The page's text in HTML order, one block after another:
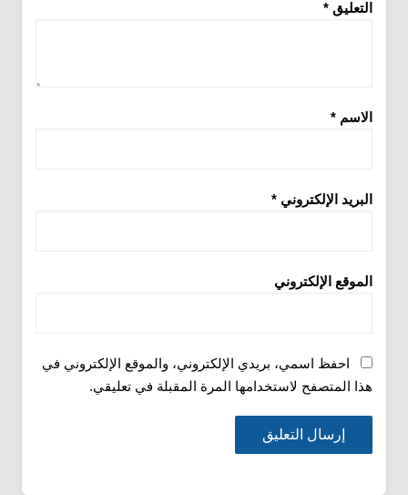
التعليق *
الاسم *
البريد الإلكتروني *
الموقع الإلكتروني
احفظ اسمي، بريدي الإلكتروني، والموقع الإلكتروني في
هذا المتصفح لاستخدامها المرة المقبلة في تعليقي.